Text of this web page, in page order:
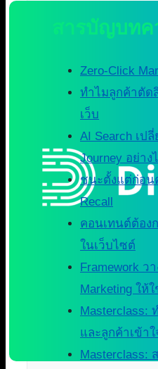
สารบัญบท
Zero-Click
ทำไมลูกค้าตัด
เว็บ
AI Search เป
Journey อย่าง
ชนะตั้งแต่ก่อน
Recall
คอนเทนต์ต้อง
ในเว็บไซต์
Framework ว
Marketing ให้
Masterclass:
และลูกค้าเข้า
Masterclass: